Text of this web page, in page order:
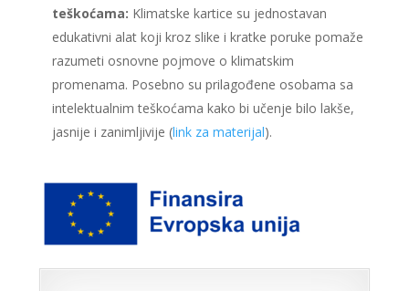
teškoćama: Klimatske kartice su jednostavan
edukativni alat koji kroz slike i kratke poruke pomaže
razumeti osnovne pojmove o klimatskim
promenama. Posebno su prilagođene osobama sa
intelektualnim teškoćama kako bi učenje bilo lakše,
jasnije i zanimljivije (link za materijal).